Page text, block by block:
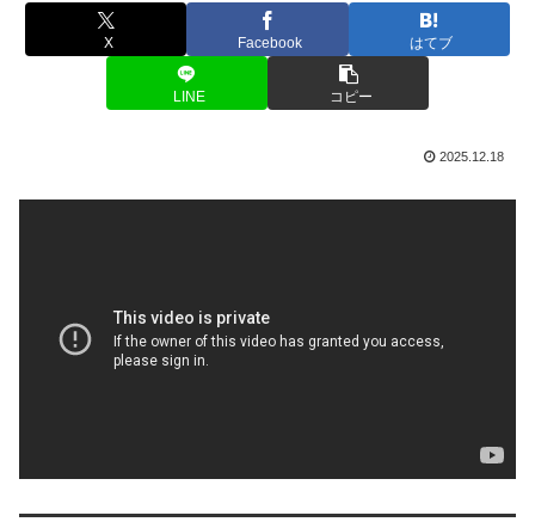
X Facebook はてブ
LINE コピー
2025.12.18